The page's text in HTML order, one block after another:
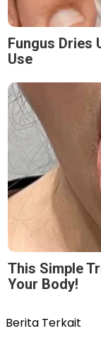
Fungus Dries
Use
This Simple
Your Body!
Berita Terkait